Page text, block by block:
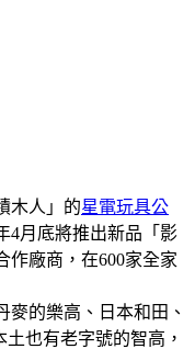
木人」的星電玩具公
4月底將推出新品「影
作廠商，在600家全家
麥的樂高、日本和田、
也有老字號的智高，